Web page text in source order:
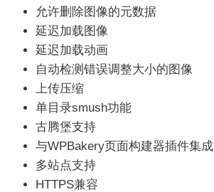
允许删除图像的元数据
延迟加载图像
延迟加载动画
自动检测错误调整大小的图像
上传压缩
单目录smush功能
古腾堡支持
与WPBakery页面构建器插件集成
多站点支持
HTTPS兼容